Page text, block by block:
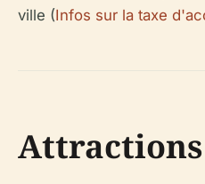
ville (Infos sur la taxe
Attractions